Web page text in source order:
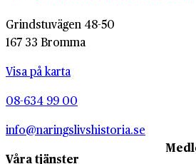
Grindstuvägen 48-50
167 33 Bromma
Visa på karta
08-634 99 00
info@naringslivshistoria.se
Våra tjänster